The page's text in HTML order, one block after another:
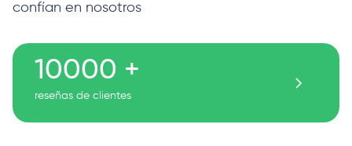
confían en nosotros
10000 +
reseñas de clientes